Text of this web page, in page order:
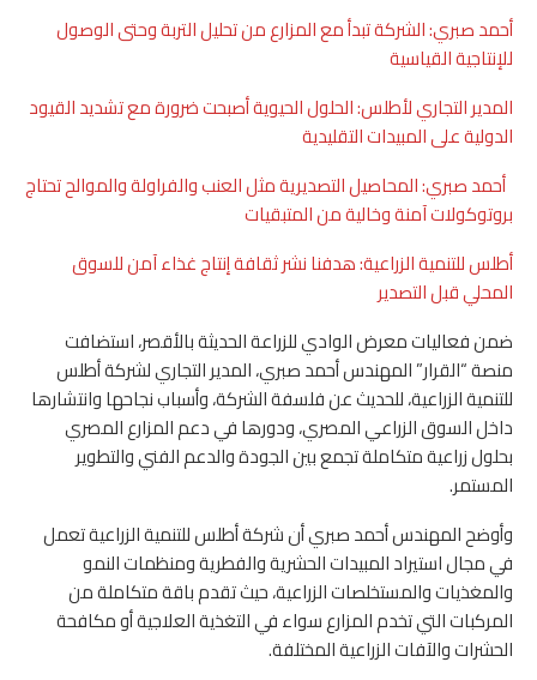
أحمد صبري: الشركة تبدأ مع المزارع من تحليل التربة وحتى الوصول
للإنتاجية القياسية
المدير التجاري لأطلس: الحلول الحيوية أصبحت ضرورة مع تشديد القيود
الدولية على المبيدات التقليدية
أحمد صبري: المحاصيل التصديرية مثل العنب والفراولة والموالح تحتاج
بروتوكولات آمنة وخالية من المتبقيات
أطلس للتنمية الزراعية: هدفنا نشر ثقافة إنتاج غذاء آمن للسوق
المحلي قبل التصدير
ضمن فعاليات معرض الوادي للزراعة الحديثة بالأقصر، استضافت
منصة “القرار” المهندس أحمد صبري، المدير التجاري لشركة أطلس
للتنمية الزراعية، للحديث عن فلسفة الشركة، وأسباب نجاحها وانتشارها
داخل السوق الزراعي المصري، ودورها في دعم المزارع المصري
بحلول زراعية متكاملة تجمع بين الجودة والدعم الفني والتطوير
المستمر.
وأوضح المهندس أحمد صبري أن شركة أطلس للتنمية الزراعية تعمل
في مجال استيراد المبيدات الحشرية والفطرية ومنظمات النمو
والمغذيات والمستخلصات الزراعية، حيث تقدم باقة متكاملة من
المركبات التي تخدم المزارع سواء في التغذية العلاجية أو مكافحة
الحشرات والآفات الزراعية المختلفة.